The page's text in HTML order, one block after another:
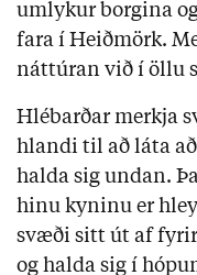
umlykur borgina
fara í Heiðmörk.
náttúran við í öllu
Hlébarðar merkja
hlandi til að láta
halda sig undan.
hinu kyninu er
svæði sitt út af
og halda sig í